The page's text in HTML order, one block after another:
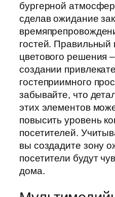
бургерной
сделав ожидание
гостей.
цветового решения
создании
гостеприимного
забывайте, что
этих элементов
повысить уровень
посетителей.
вы создадите зону
посетители будут
дома.